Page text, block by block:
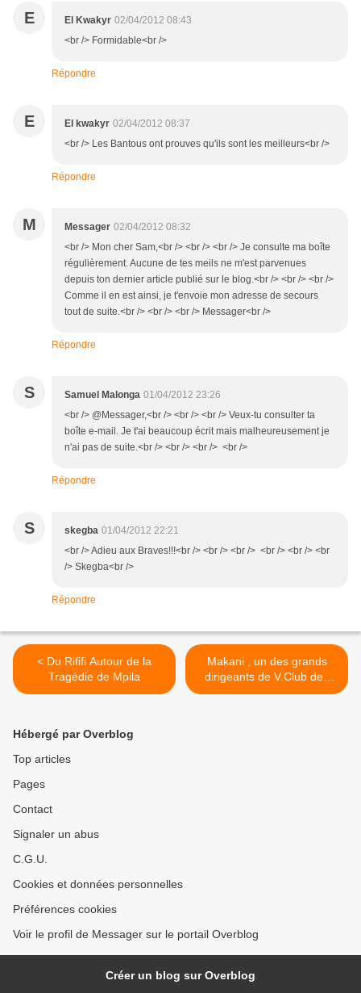
E El Kwakyr 02/04/2012 08:43
<br /> Formidable<br />
Répondre
E El kwakyr 02/04/2012 08:37
<br /> Les Bantous ont prouves qu'ils sont les meilleurs<br />
Répondre
M Messager 02/04/2012 08:32
<br /> Mon cher Sam,<br /> <br /> <br /> Je consulte ma boîte
régulièrement. Aucune de tes meils ne m'est parvenues
depuis ton dernier article publié sur le blog.<br /> <br /> <br />
Comme il en est ainsi, je t'envoie mon adresse de secours
tout de suite.<br /> <br /> <br /> Messager<br />
Répondre
S Samuel Malonga 01/04/2012 23:26
<br /> @Messager,<br /> <br /> <br /> Veux-tu consulter ta
boîte e-mail. Je t'ai beaucoup écrit mais malheureusement je
n'ai pas de suite.<br /> <br /> <br /> <br />
Répondre
S skegba 01/04/2012 22:21
<br /> Adieu aux Braves!!!<br /> <br /> <br /> <br /> <br /> <br
/> Skegba<br />
Répondre
< Du Rififi Autour de la
Tragédie de Mpila
Makani , un des grands
dirigeants de V.Club des
années ’70 à ’80. >
Hébergé par Overblog
Top articles
Pages
Contact
Signaler un abus
C.G.U.
Cookies et données personnelles
Préférences cookies
Voir le profil de Messager sur le portail Overblog
Créer un blog sur Overblog